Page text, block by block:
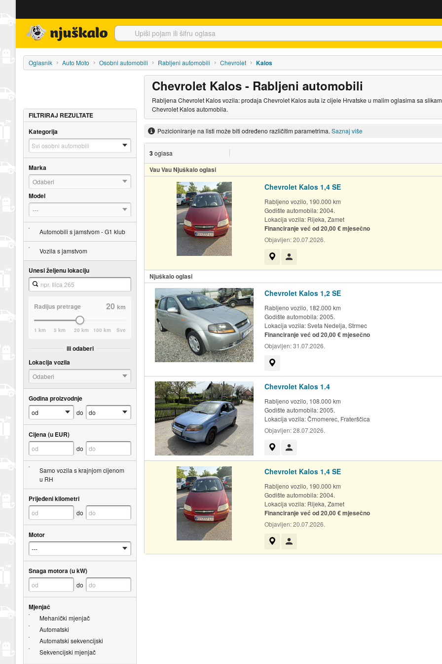
Oglasnik Auto Moto Osobni automobili Rabljeni automobili Chevrolet Kalos
Chevrolet Kalos - Rabljeni automobili
Rabljena Chevrolet Kalos vozila: prodaja Chevrolet Kalos auta iz cijele Hrvatske u malim oglasima sa
Chevrolet Kalos automobila.
Pozicioniranje na listi može biti određeno različitim parametrima. Saznaj više
3oglasa
Vau Vau Njuškalo oglasi
Chevrolet Kalos 1,4 SE
Rabljeno vozilo, 190.000 km
Godište automobila: 2004.
Lokacija vozila: Rijeka, Zamet
Financiranje već od 20,00 € mjesečno
Objavljen:20.07.2026.
Njuškalo oglasi
Chevrolet Kalos 1,2 SE
Rabljeno vozilo, 182.000 km
Godište automobila: 2005.
Lokacija vozila:Sveta Nedelja, Strmec
Financiranje već od 20,00 € mjesečno
Objavljen:31.07.2026.
Chevrolet Kalos 1.4
Rabljeno vozilo, 108.000 km
Godište automobila: 2005.
Lokacija vozila:Črnomerec, Fraterščica
Objavljen:28.07.2026.
Chevrolet Kalos 1,4 SE
Rabljeno vozilo, 190.000 km
Godište automobila: 2004.
Lokacija vozila: Rijeka, Zamet
Financiranje već od 20,00 € mjesečno
Objavljen:20.07.2026.
FILTRIRAJ REZULTATE
Kategorija
Marka
Odaberi
Model
---
Automobili s jamstvom - G1 klub
Vozila s jamstvom
Unesi željenu lokaciju
Radijus pretrage 20km
1 km 5 km 20 km 100 km Sve
ili odaberi
Lokacija vozila
Odaberi
Godina proizvodnje
do
Cijena (u EUR)
do
Samo vozila s krajnjom cijenom
u RH
Prijeđeni kilometri
do
Motor
Snaga motora (u kW)
do
Mjenjač
Mehanički mjenjač
Automatski
Automatski sekvencijski
Sekvencijski mjenjač